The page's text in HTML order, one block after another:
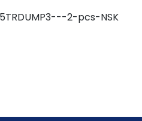
2-pcs-NSK